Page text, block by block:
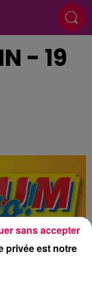
- 19
privée est notre
sans accepter